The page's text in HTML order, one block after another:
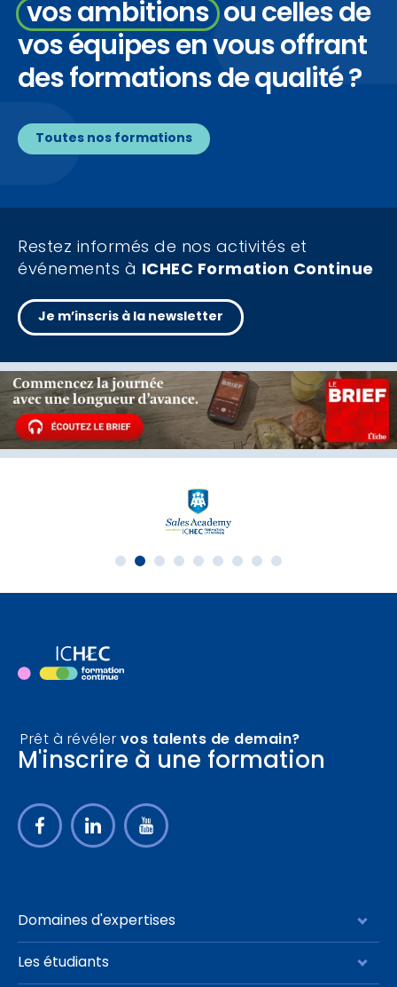
vos ambitions ou celles de
vos équipes en vous offrant
des formations de qualité ?
Toutes nos formations
Restez informés de nos activités et
événements à
ICHEC Formation Continue
Je m’inscris à la newsletter
Prêt à révéler vos talents de demain?
M'inscrire à une formation
Domaines d'expertises
Management stratégie
Les étudiants